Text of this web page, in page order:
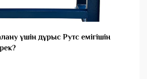
үшін дұрыс Рутс емігішін